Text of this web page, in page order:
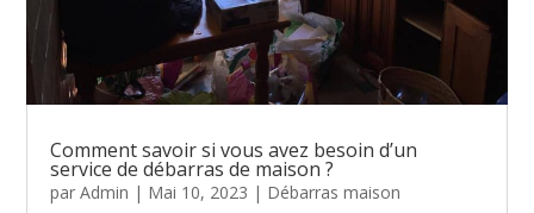
Comment savoir si vous avez besoin d’un
service de débarras de maison ?
parAdmin | Mai 10, 2023 | Débarras maison